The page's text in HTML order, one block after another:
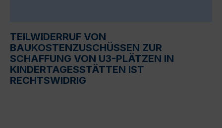
TEILWIDERRUF VON
BAUKOSTENZUSCHÜSSEN ZUR
SCHAFFUNG VON U3-PLÄTZEN IN
KINDERTAGESSTÄTTEN IST
RECHTSWIDRIG